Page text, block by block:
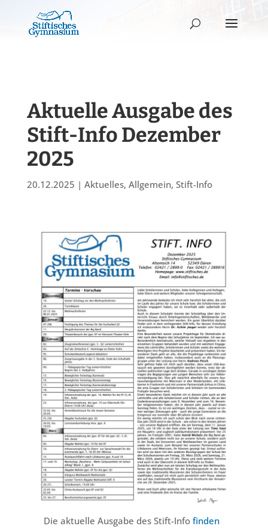
Aktuelle Ausgabe des
Stift-Info Dezember
2025
20.12.2025 | Aktuelles, Allgemein, Stift-Info
Die aktuelle Ausgabe des Stift-Infofinden